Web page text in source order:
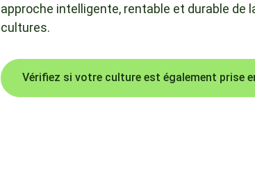
approche intelligente, rentable et durable de
cultures.
Vérifiez si votre culture est également prise